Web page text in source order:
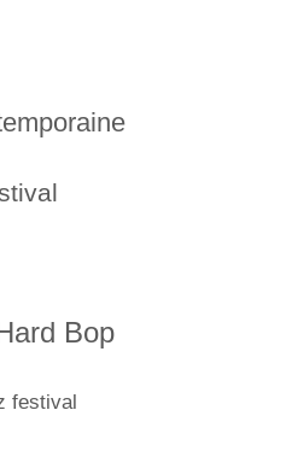
Bop
festival